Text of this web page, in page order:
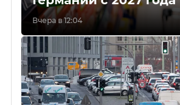
Вчера в 12:04